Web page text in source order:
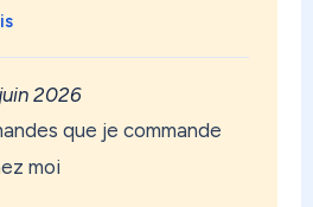
2026
que je commande
moi